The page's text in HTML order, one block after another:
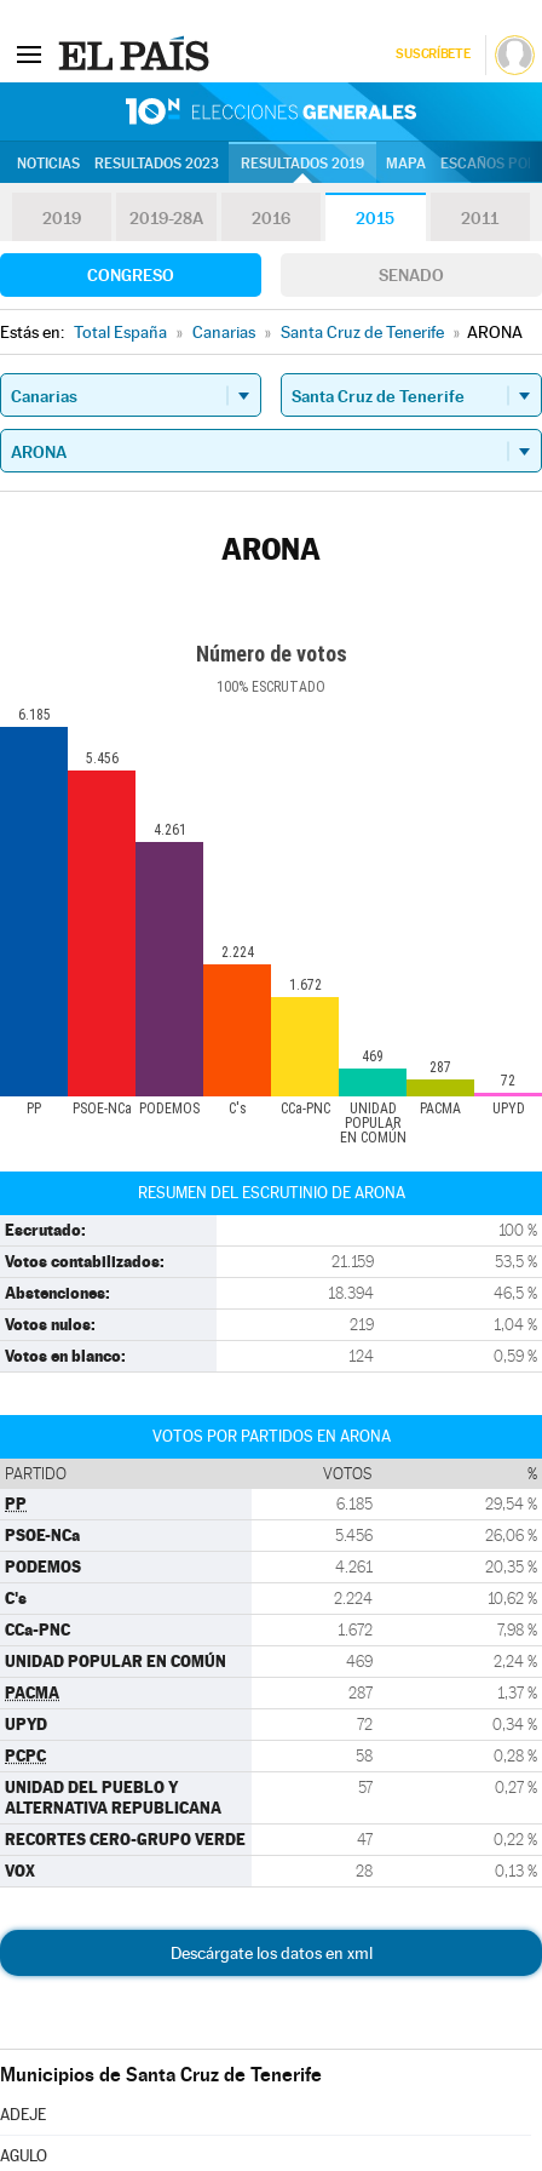
SUSCRÍBETE
NOTICIAS RESULTADOS 2023 RESULTADOS 2019 MAPA ESCAÑOS
2019 2019-28A 2016 2015 2011
CONGRESO SENADO
Estás en: Total España » Canarias » Santa Cruz de Tenerife » ARONA
ARONA
Número de votos
100% ESCRUTADO
PP PSOE-NCa PODEMOS C's CCa-PNC
UNIDAD
POPULAR
EN COMÚN
PACMA UPYD
6.185
5.456
4.261
2.224
1.672
469
287
72
RESUMEN DEL ESCRUTINIO DE ARONA
Escrutado: 100 %
Votos contabilizados: 21.159 53,5 %
Abstenciones: 18.394 46,5 %
Votos nulos: 219 1,04 %
Votos en blanco: 124 0,59 %
VOTOS POR PARTIDOS EN ARONA
PARTIDO VOTOS %
PP 6.185 29,54 %
PSOE-NCa 5.456 26,06 %
PODEMOS 4.261 20,35 %
C's 2.224 10,62 %
CCa-PNC 1.672 7,98 %
UNIDAD POPULAR EN COMÚN 469 2,24 %
PACMA 287 1,37 %
UPYD 72 0,34 %
PCPC 58 0,28 %
UNIDAD DEL PUEBLO Y
ALTERNATIVA REPUBLICANA
57 0,27 %
RECORTES CERO-GRUPO VERDE 47 0,22 %
VOX 28 0,13 %
Descárgate los datos en xml
Municipios de Santa Cruz de Tenerife
ADEJE
AGULO